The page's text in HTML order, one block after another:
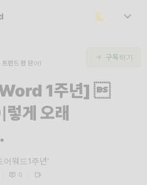
트렌드 한 단어!
구독하기
1주년] 
게 오래
워드1주년'
0